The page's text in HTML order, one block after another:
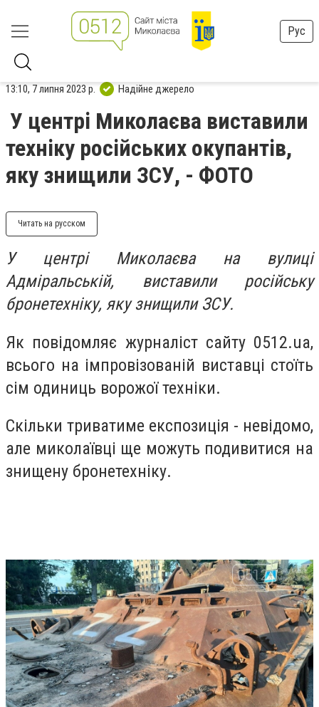
Рус
13:10, 7 липня 2023 р. Надійне джерело
У центрі Миколаєва виставили
техніку російських окупантів,
яку знищили ЗСУ, - ФОТО
Читать на русском
У центрі Миколаєва на вулиці
Адміральській, виставили російську
бронетехніку, яку знищили ЗСУ.
Як повідомляє журналіст сайту 0512.ua,
всього на імпровізованій виставці стоїть
сім одиниць ворожої техніки.
Скільки триватиме експозиція - невідомо,
але миколаївці ще можуть подивитися на
знищену бронетехніку.